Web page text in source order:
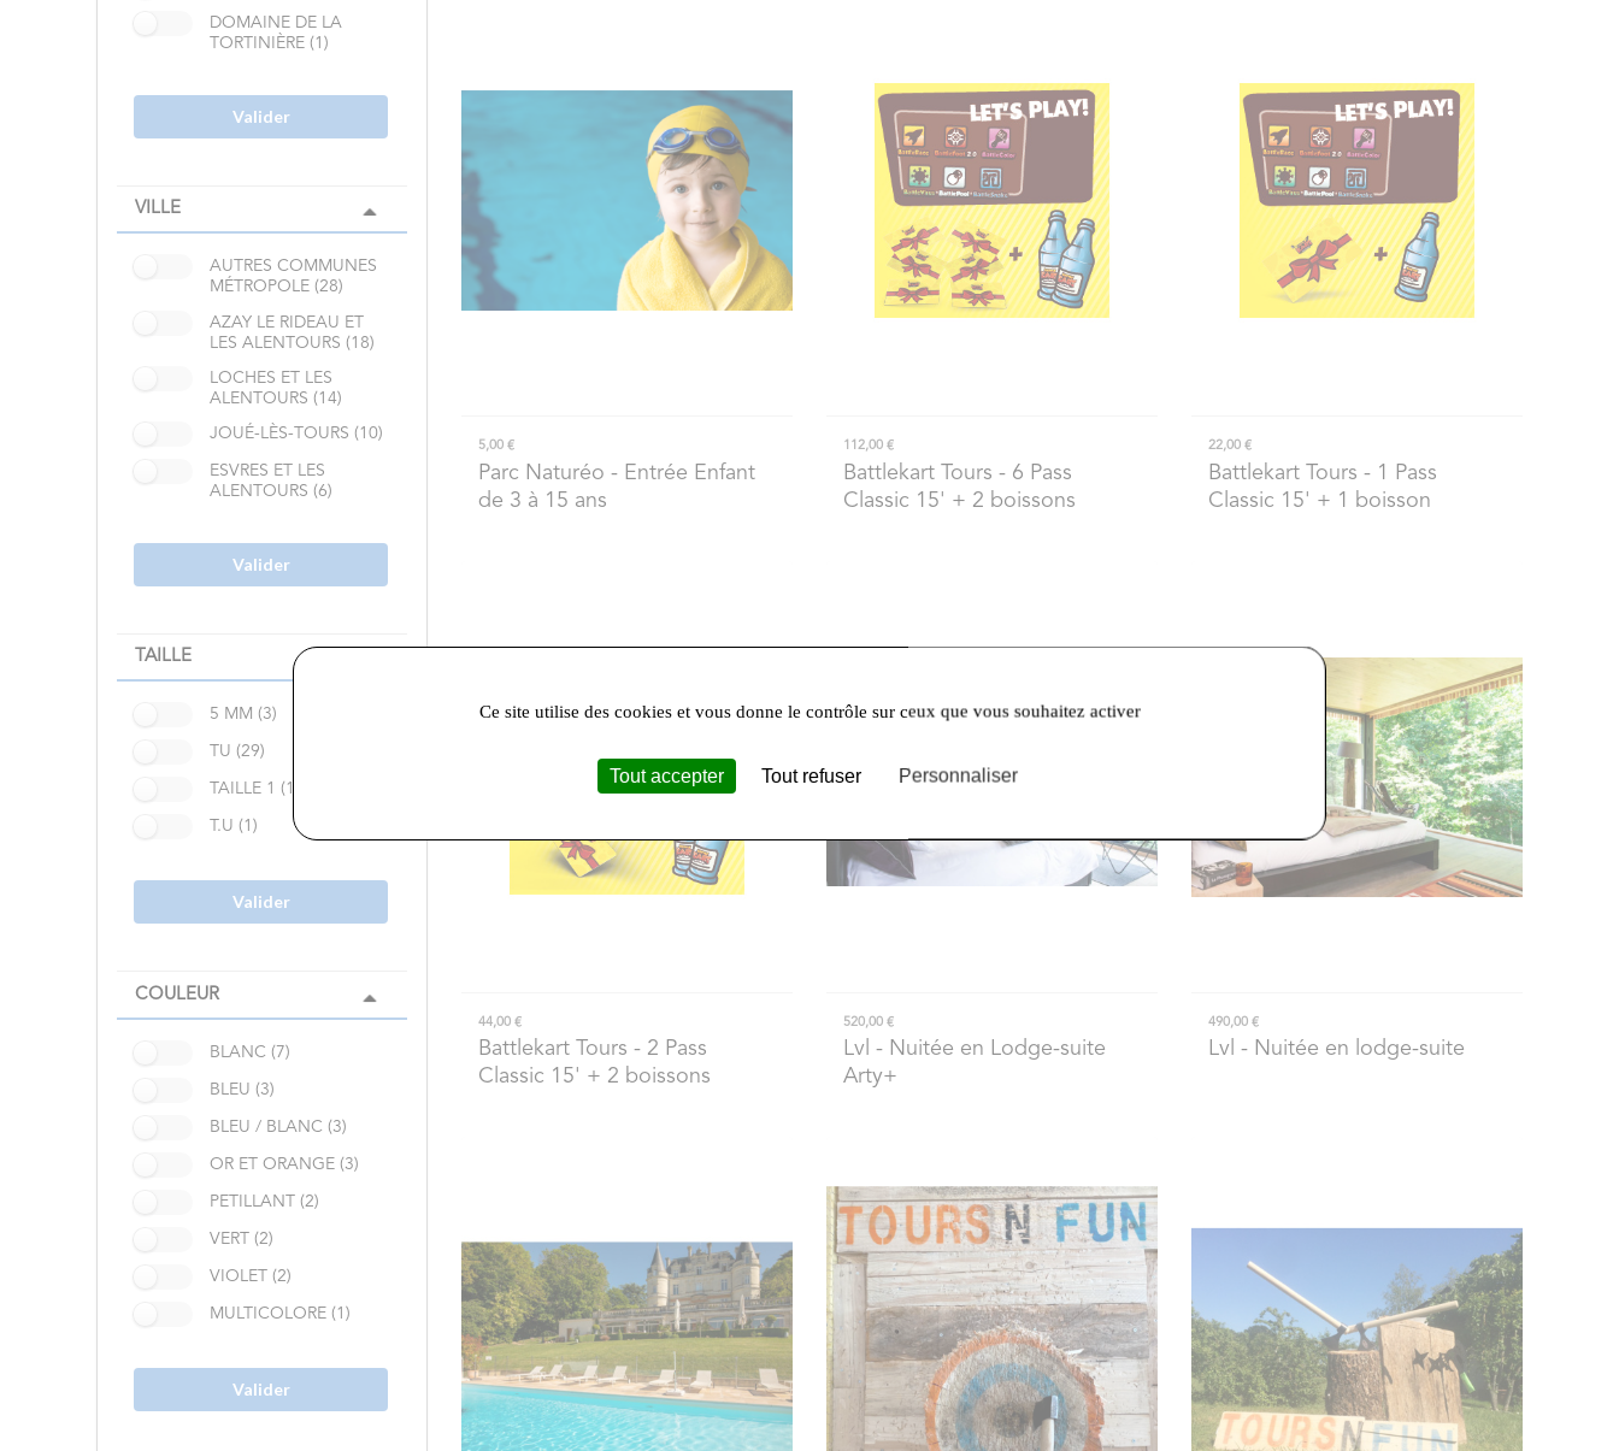
DOMAINE DE LA
TORTINIÈRE (1)
Valider
VILLE
AUTRES COMMUNES
MÉTROPOLE (28)
AZAY LE RIDEAU ET
LES ALENTOURS (18)
LOCHES ET LES
ALENTOURS (14)
JOUÉ-LÈS-TOURS (10)
ESVRES ET LES
ALENTOURS (6)
Valider
TAILLE
5 MM (3)
TU (29)
TAILLE 1 (1)
T.U (1)
Valider
COULEUR
BLANC (7)
BLEU (3)
BLEU / BLANC (3)
OR ET ORANGE (3)
PETILLANT (2)
VERT (2)
VIOLET (2)
MULTICOLORE (1)
Valider
5,00 €
Parc Naturéo - Entrée Enfant
de 3 à 15 ans
112,00 €
Battlekart Tours - 6 Pass
Classic 15' + 2 boissons
22,00 €
Battlekart Tours - 1 Pass
Classic 15' + 1 boisson
44,00 €
Battlekart Tours - 2 Pass
Classic 15' + 2 boissons
520,00 €
Lvl - Nuitée en Lodge-suite
Arty+
490,00 €
Lvl - Nuitée en lodge-suite
Ce site utilise des cookies et vous donne le contrôle sur ceux que vous souhaitez activer
Tout accepter Tout refuser Personnaliser